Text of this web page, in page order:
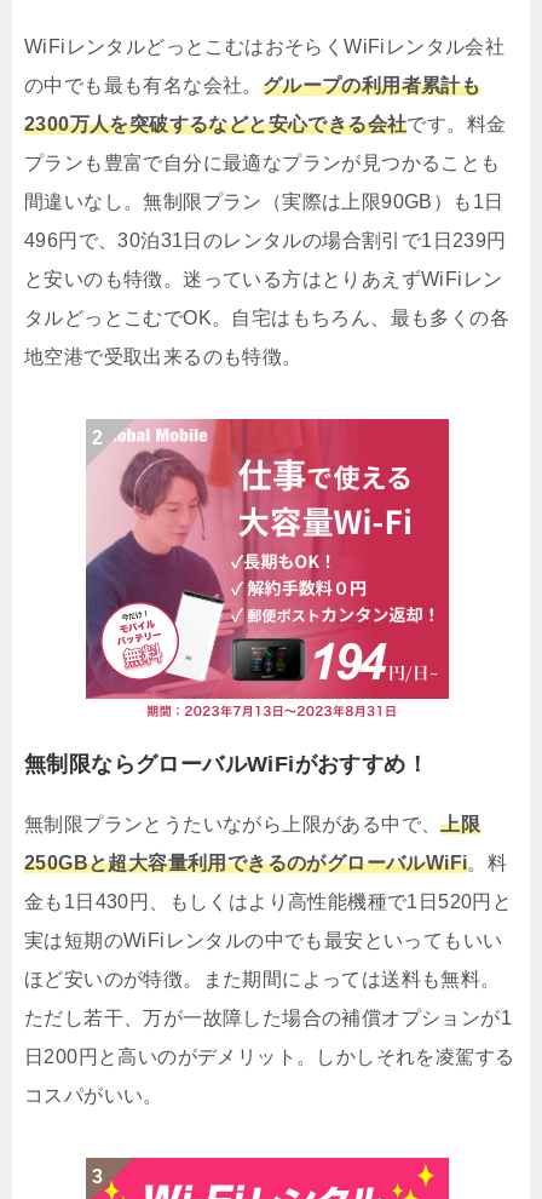
WiFiレンタルどっとこむはおそらくWiFiレンタル会社
の中でも最も有名な会社。 グループの利用者累計も
2300万人を突破するなどと安心できる会社です。料金
プランも豊富で自分に最適なプランが見つかることも
間違いなし。無制限プラン（実際は上限90GB）も1日
496円で、30泊31日のレンタルの場合割引で1日239円
と安いのも特徴。迷っている方はとりあえずWiFiレン
タルどっとこむでOK。自宅はもちろん、最も多くの各
地空港で受取出来るのも特徴。
無制限ならグローバルWiFiがおすすめ！
無制限プランとうたいながら上限がある中で、上限
250GBと超大容量利用できるのがグローバルWiFi。料
金も1日430円、もしくはより高性能機種で1日520円と
実は短期のWiFiレンタルの中でも最安といってもいい
ほど安いのが特徴。また期間によっては送料も無料。
ただし若干、万が一故障した場合の補償オプションが1
日200円と高いのがデメリット。しかしそれを凌駕する
コスパがいい。